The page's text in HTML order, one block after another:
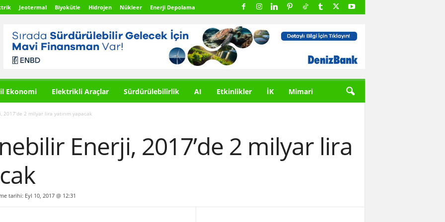
Jeotermal Biyokütle Hidrojen Nükleer Enerji Depolama
Ekonomi Elektrikli Araçlar Sürdürülebilirlik AI Etkinlikler İK Mimari
2 milyar lira yatırım yapacak
Enerji, 2017’de 2 milyar lira
tarihi: Eyl 10, 2017 @ 12:31